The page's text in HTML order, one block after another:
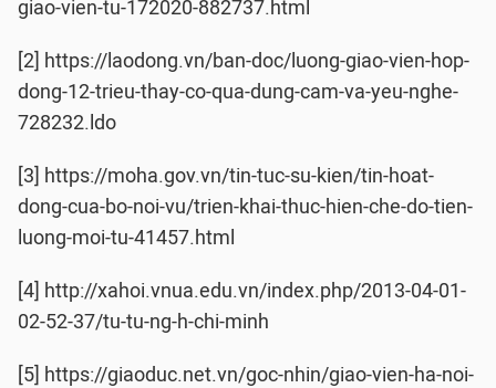
giao-vien-tu-172020-882737.html
[2] https://laodong.vn/ban-doc/luong-giao-vien-hop-
dong-12-trieu-thay-co-qua-dung-cam-va-yeu-nghe-
728232.ldo
[3] https://moha.gov.vn/tin-tuc-su-kien/tin-hoat-
dong-cua-bo-noi-vu/trien-khai-thuc-hien-che-do-tien-
luong-moi-tu-41457.html
[4] http://xahoi.vnua.edu.vn/index.php/2013-04-01-
02-52-37/tu-tu-ng-h-chi-minh
[5] https://giaoduc.net.vn/goc-nhin/giao-vien-ha-noi-